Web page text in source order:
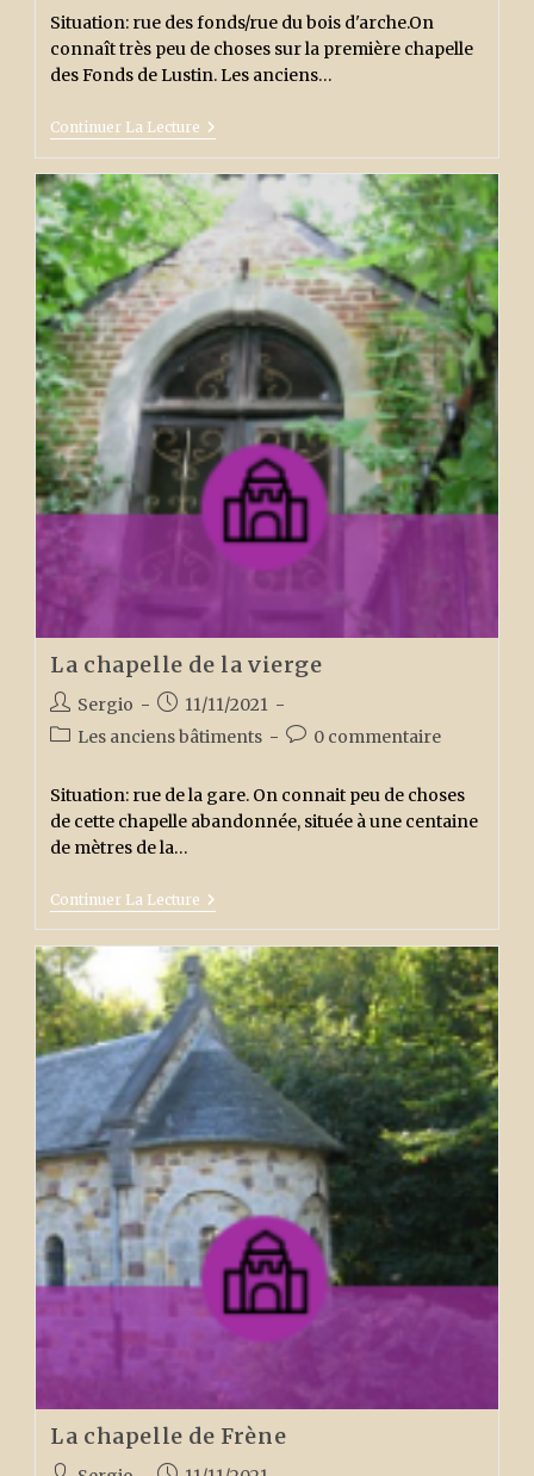
la
publication :
Situation: rue des fonds/rue du bois d'arche.On
connaît très peu de choses sur la première chapelle
des Fonds de Lustin. Les anciens…
Continuer La Lecture La
Chapelle
Des
Fonds
La chapelle de la vierge
Auteur/autrice
de
Sergio
Publication
publiée :
11/11/2021
PostLes anciens bâtiments
Commentaires
publication :
0 commentaire
Situation: rue de la gare. On connait peu de choses
de cette chapelle abandonnée, située à une centaine
de mètres de la…
Continuer La Lecture La
Chapelle
La
Vierge
La chapelle de Frène